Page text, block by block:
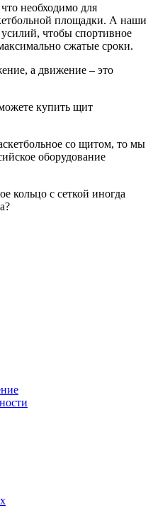
необходимо для
площадки. А наши
чтобы спортивное
сжатые сроки.
а движение – это
купить щит
со щитом, то мы
оборудование
кольцо с сеткой иногда